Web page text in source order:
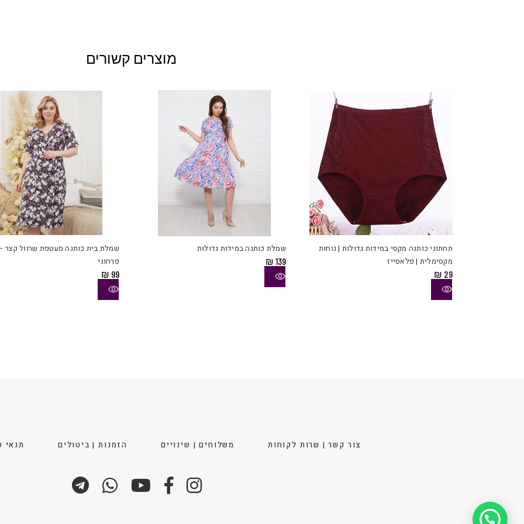
מוצרים קשורים
שמלת בית כותנה מעטפת שרוול קצר
פרחוני
₪ 99
למוצר
מספר
סוגים.
ניתן
לבחור
שמלת כותנה במידות גדולות
₪ 139
מספר
סוגים.
ניתן
תחתוני כותנה מקסי במידות גדולות | נוחות
מקסימלית | פלאסייז
₪ 29
צור קשר | שרות לקוחות משלוחים | שינויים הזמנות | ביטולים תנאי